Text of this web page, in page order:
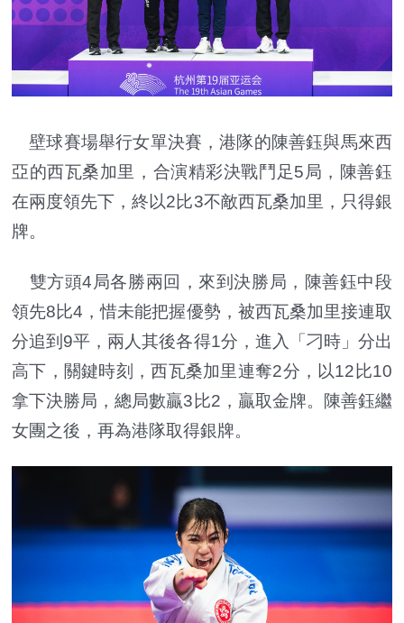
壁球賽場舉行女單決賽，港隊的陳善鈺與馬來西
亞的西瓦桑加里，合演精彩決戰鬥足5局，陳善鈺
在兩度領先下，終以2比3不敵西瓦桑加里，只得銀
牌。
雙方頭4局各勝兩回，來到決勝局，陳善鈺中段
領先8比4，惜未能把握優勢，被西瓦桑加里接連取
分追到9平，兩人其後各得1分，進入「刁時」分出
高下，關鍵時刻，西瓦桑加里連奪2分，以12比10
拿下決勝局，總局數贏3比2，贏取金牌。陳善鈺繼
女團之後，再為港隊取得銀牌。